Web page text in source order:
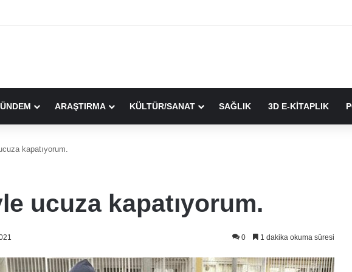
ARAŞTIRMA KÜLTÜR/SANAT SAĞLIK 3D E-KİTAPLIK
kapatıyorum.
ucuza kapatıyorum.
0 1 dakika okuma süresi